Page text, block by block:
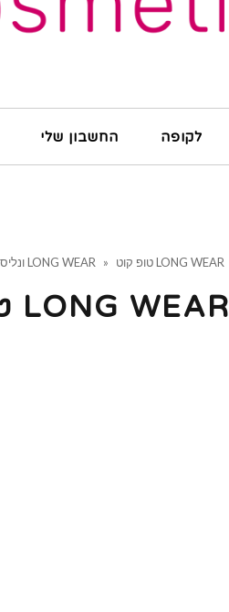
החשבון שלי לקופה
ונליסה טופ קוט LONG WEAR » טופ קוט LONG WEAR
טופ קוט LONG WEAR